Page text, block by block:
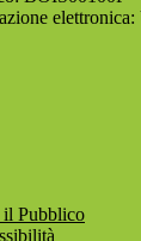
Pubblico